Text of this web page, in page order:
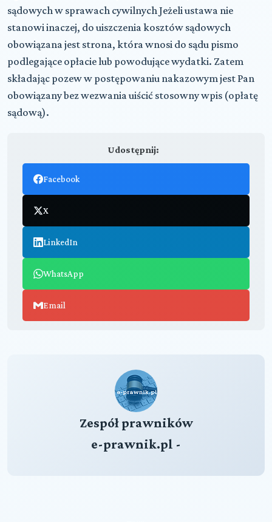
sądowych w sprawach cywilnych Jeżeli ustawa nie
stanowi inaczej, do uiszczenia kosztów sądowych
obowiązana jest strona, która wnosi do sądu pismo
podlegające opłacie lub powodujące wydatki. Zatem
składając pozew w postępowaniu nakazowym jest Pan
obowiązany bez wezwania uiścić stosowny wpis (opłatę
sądową).
Udostępnij:
Facebook
X
LinkedIn
WhatsApp
Email
Zespół prawników
e-prawnik.pl -